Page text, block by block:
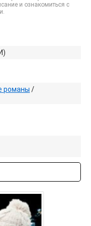
и ознакомиться с
романы /